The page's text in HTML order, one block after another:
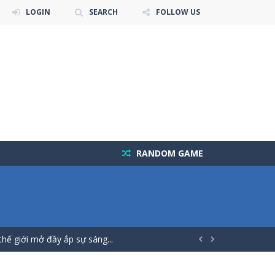
LOGIN SEARCH FOLLOW US
RANDOM GAME
cánh đồng của mình. Nhưng cuộc sống thôn...
giới mở đầy ắp sự sáng...  